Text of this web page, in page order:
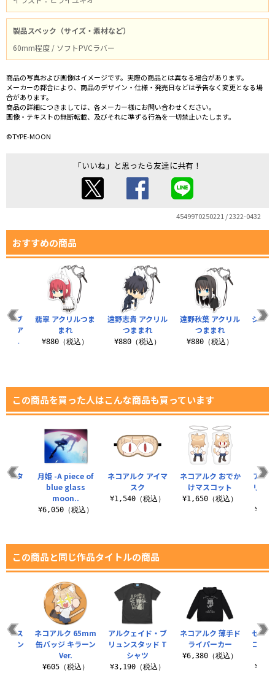
製品スペック（サイズ・素材など）
60mm程度 / ソフトPVCラバー
商品の写真および画像はイメージです。実際の商品とは異なる場合があります。
メーカーの都合により、商品のデザイン・仕様・発売日などは予告なく変更となる場
合があります。
商品の詳細につきましては、各メーカー様にお問い合わせください。
画像・テキストの無断転載、及びそれに準ずる行為を一切禁止いたします。
©TYPE-MOON
「いいね」と思ったら友達に共有！
4549970250221 / 2322-0432
おすすめの商品
遠野志貴 アクリル
つままれ
¥880（税込）
遠野秋葉 アクリル
つままれ
¥880（税込）
シエ
・ブ
ド ア
まれ
翡翠 アクリルつま
まれ
¥880（税込）
この商品を買った人はこんな商品も買っています
ネコアルク アイマ
スク
¥1,540（税込）
ネコアルク おでか
けマスコット
¥1,650（税込）
アル
リュ
スタ
月姫 -A piece of
blue glass
moon..
¥6,050（税込）
この商品と同じ作品タイトルの商品
アルクェイド・ブ
リュンスタッド T
シャツ
¥3,190（税込）
ネコアルク 薄手ド
ライパーカー
¥6,380（税込）
セレ
コア
ルス
パン
ネコアルク 65mm
缶バッジ キラーン
Ver.
¥605（税込）